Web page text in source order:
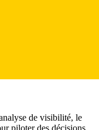
de visibilité, le